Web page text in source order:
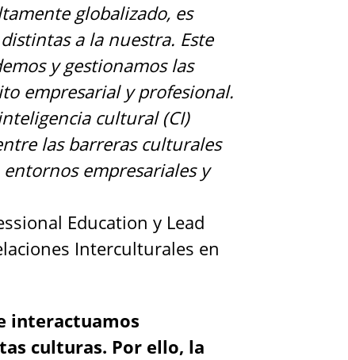
globalizado, es
a la nuestra. Este
y gestionamos las
empresarial y profesional.
cultural (CI)
las barreras culturales
empresariales y
Education y Lead
Interculturales en
interactuamos
culturas. Por ello, la